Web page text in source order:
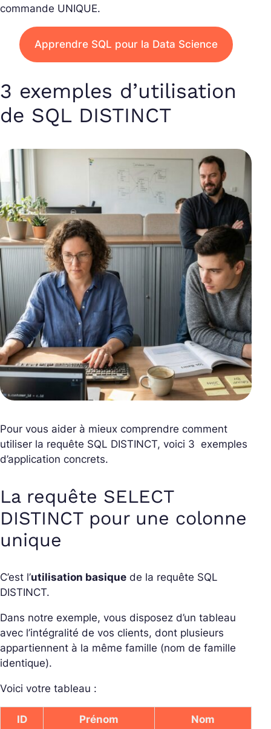
commande UNIQUE.
Apprendre SQL pour la Data Science
3 exemples d’utilisation
de SQL DISTINCT
Pour vous aider à mieux comprendre comment
utiliser la requête SQL DISTINCT, voici 3 exemples
d’application concrets.
La requête SELECT
DISTINCT pour une colonne
unique
C’est l’utilisation basique de la requête SQL
DISTINCT.
Dans notre exemple, vous disposez d’un tableau
avec l’intégralité de vos clients, dont plusieurs
appartiennent à la même famille (nom de famille
identique).
Voici votre tableau :
ID Prénom Nom